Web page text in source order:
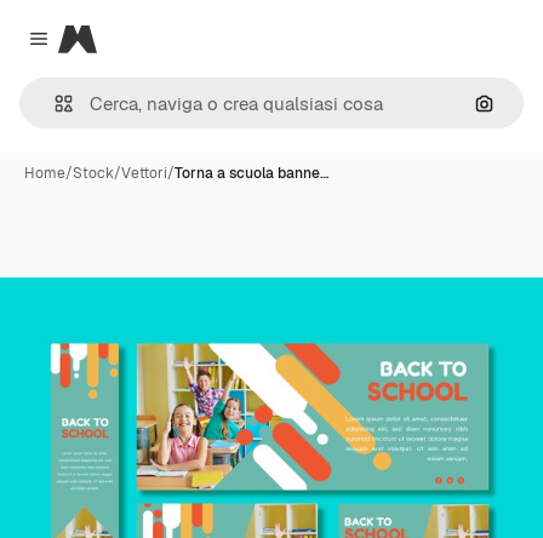
Close menu
Magnific
Cerca
Home/Stock/Vettori/Torna a scuola banne…